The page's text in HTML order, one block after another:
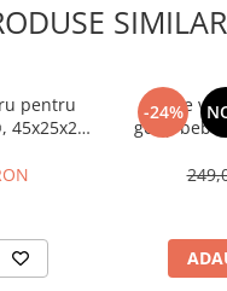
pentru
45x25x20
-24%
Set de
genți